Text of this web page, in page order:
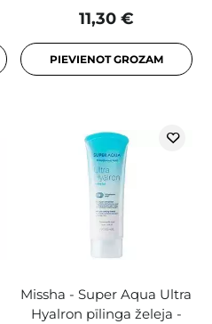
11,30 €
PIEVIENOT GROZAM
Missha - Super Aqua Ultra
Hyalron pīlinga želeja -